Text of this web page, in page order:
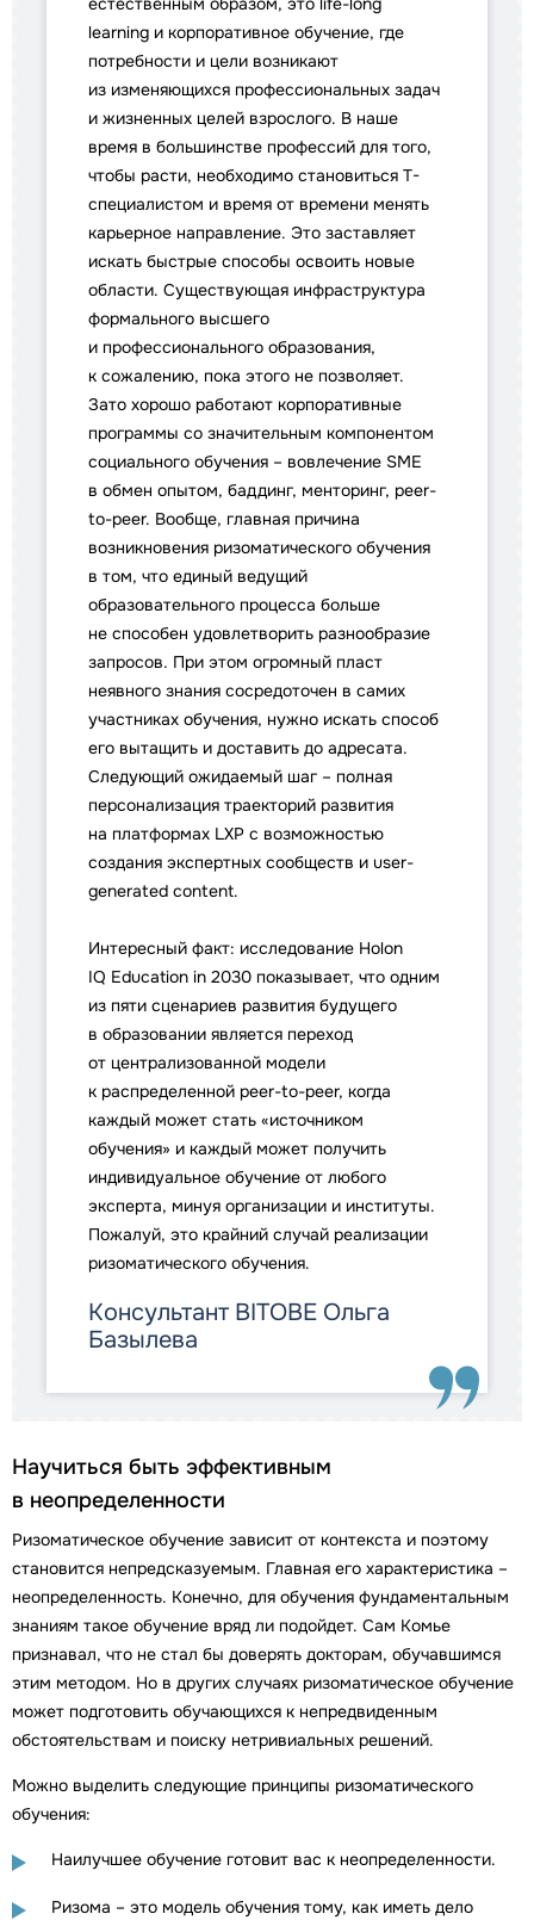
learning и корпоративное обучение, где
потребности и цели возникают
из изменяющихся профессиональных задач
и жизненных целей взрослого. В наше
время в большинстве профессий для того,
чтобы расти, необходимо становиться Т-
специалистом и время от времени менять
карьерное направление. Это заставляет
искать быстрые способы освоить новые
области. Существующая инфраструктура
формального высшего
и профессионального образования,
к сожалению, пока этого не позволяет.
Зато хорошо работают корпоративные
программы со значительным компонентом
социального обучения – вовлечение SME
в обмен опытом, баддинг, менторинг, peer-
to-peer. Вообще, главная причина
возникновения ризоматического обучения
в том, что единый ведущий
образовательного процесса больше
не способен удовлетворить разнообразие
запросов. При этом огромный пласт
неявного знания сосредоточен в самих
участниках обучения, нужно искать способ
его вытащить и доставить до адресата.
Следующий ожидаемый шаг – полная
персонализация траекторий развития
на платформах LXP с возможностью
создания экспертных сообществ и user-
generated content.
Интересный факт: исследование Holon
IQ Education in 2030 показывает, что одним
из пяти сценариев развития будущего
в образовании является переход
от централизованной модели
к распределенной peer-to-peer, когда
каждый может стать «источником
обучения» и каждый может получить
индивидуальное обучение от любого
эксперта, минуя организации и институты.
Пожалуй, это крайний случай реализации
ризоматического обучения.
Консультант BITOBE Ольга
Базылева
Научиться быть эффективным
в неопределенности
Ризоматическое обучение зависит от контекста и поэтому
становится непредсказуемым. Главная его характеристика –
неопределенность. Конечно, для обучения фундаментальным
знаниям такое обучение вряд ли подойдет. Сам Комье
признавал, что не стал бы доверять докторам, обучавшимся
этим методом. Но в других случаях ризоматическое обучение
может подготовить обучающихся к непредвиденным
обстоятельствам и поиску нетривиальных решений.
Можно выделить следующие принципы ризоматического
обучения:
Наилучшее обучение готовит вас к неопределенности.
Ризома – это модель обучения тому, как иметь дело